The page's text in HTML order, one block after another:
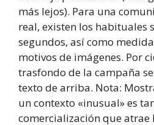
más lejos). Para una
real, existen los habituales
segundos, así como
motivos de imágenes. Por
trasfondo de la campaña
texto de arriba. Nota:
un contexto «inusual» es
comercialización que atrae